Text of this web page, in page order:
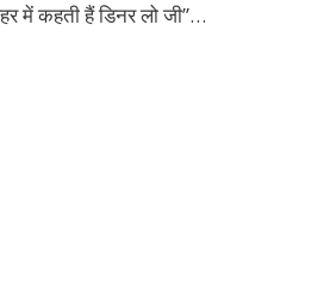
में कहती हैं डिनर लो जी”…